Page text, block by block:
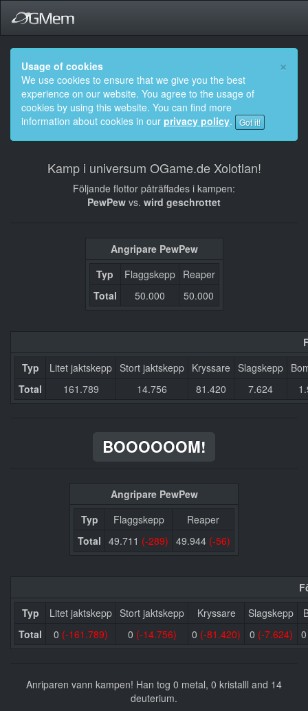
×
Usage of cookies
We use cookies to ensure that we give you the best
experience on our website. You agree to the usage of
cookies by using this website. You can find more
information about cookies in our privacy policy. Got it!
Kamp i universum OGame.de Xolotlan!
Följande flottor påträffades i kampen:
PewPew vs. wird geschrottet
Angripare PewPew
Typ
Flaggskepp
Reaper
Total
50.000 50.000
Typ
Litet jaktskepp Stort jaktskepp Kryssare Slagskepp
Total
161.789 14.756 81.420 7.624
BOOOOOOM!
Angripare PewPew
Typ
Flaggskepp
Reaper
Total 49.711 (-289) 49.944 (-56)
Typ
Litet jaktskepp Stort jaktskepp Kryssare Slagskepp
Total
0 (-161.789) 0 (-14.756) 0 (-81.420) 0 (-7.624)
Anriparen vann kampen! Han tog 0 metal, 0 kristalll and 14
deuterium.